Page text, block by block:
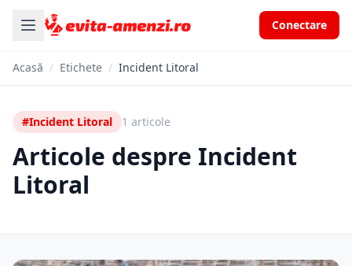
Conectare
Acasă / Etichete / Incident Litoral
#Incident Litoral 1 articole
Articole despre Incident
Litoral